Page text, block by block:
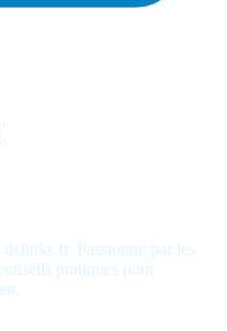
Passionné par les
pratiques pour